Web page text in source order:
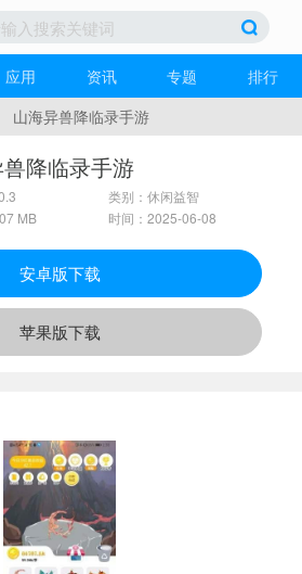
应用 资讯 专题
排行
山海异兽降临录手游
降临录手游
MB
类别：休闲益智
时间：2025-06-08
安卓版下载
苹果版下载